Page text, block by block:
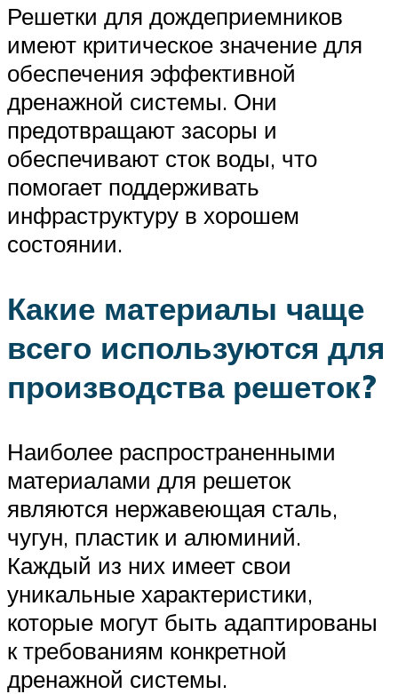
Решетки для дождеприемников
имеют критическое значение для
обеспечения эффективной
дренажной системы. Они
предотвращают засоры и
обеспечивают сток воды, что
помогает поддерживать
инфраструктуру в хорошем
состоянии.
Какие материалы чаще
всего используются для
производства решеток?
Наиболее распространенными
материалами для решеток
являются нержавеющая сталь,
чугун, пластик и алюминий.
Каждый из них имеет свои
уникальные характеристики,
которые могут быть адаптированы
к требованиям конкретной
дренажной системы.